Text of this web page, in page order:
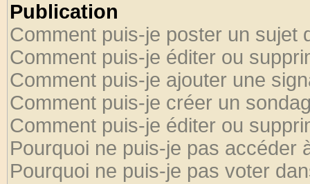
Publication
Comment puis-je poster un sujet
Comment puis-je éditer ou
Comment puis-je ajouter une
Comment puis-je créer un
Comment puis-je éditer ou
Pourquoi ne puis-je pas accéder
Pourquoi ne puis-je pas voter